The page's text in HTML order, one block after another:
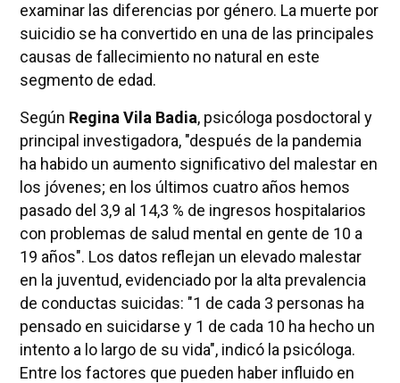
examinar las diferencias por género. La muerte por
suicidio se ha convertido en una de las principales
causas de fallecimiento no natural en este
segmento de edad.
Según Regina Vila Badia, psicóloga posdoctoral y
principal investigadora, "después de la pandemia
ha habido un aumento significativo del malestar en
los jóvenes; en los últimos cuatro años hemos
pasado del 3,9 al 14,3 % de ingresos hospitalarios
con problemas de salud mental en gente de 10 a
19 años". Los datos reflejan un elevado malestar
en la juventud, evidenciado por la alta prevalencia
de conductas suicidas: "1 de cada 3 personas ha
pensado en suicidarse y 1 de cada 10 ha hecho un
intento a lo largo de su vida", indicó la psicóloga.
Entre los factores que pueden haber influido en